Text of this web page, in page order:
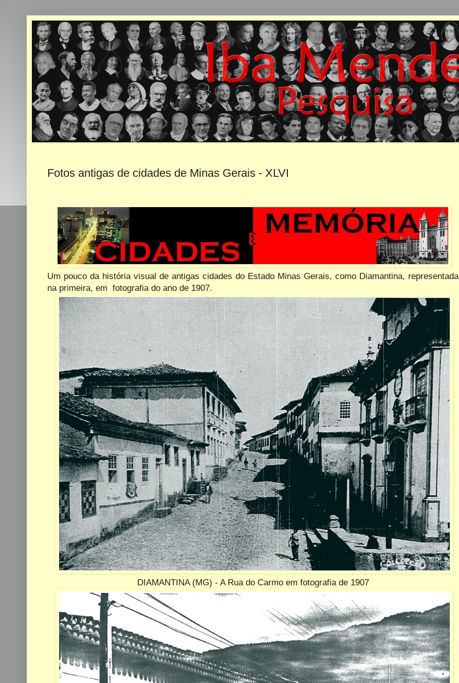
Fotos antigas de cidades de Minas Gerais - XLVI
Um pouco da história visual de antigas cidades do Estado Minas Gerais, como Diamantina, representada
na primeira, em fotografia do ano de 1907.
DIAMANTINA (MG) - A Rua do Carmo em fotografia de 1907